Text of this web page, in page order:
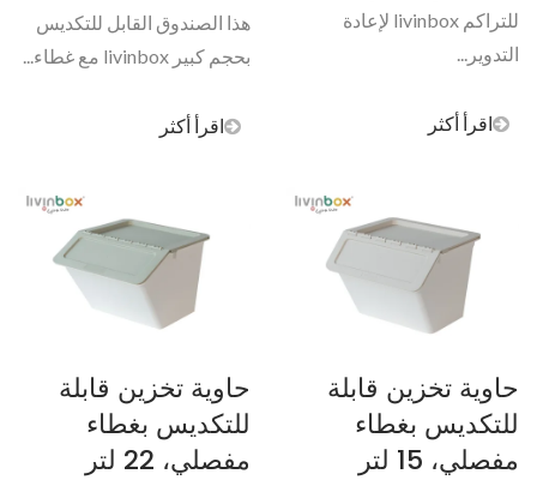
للتراكم livinbox لإعادة
التدوير...
اقرأ أكثر
هذا الصندوق القابل للتكديس
بحجم كبير livinbox مع غطاء...
اقرأ أكثر
حاوية تخزين قابلة
للتكديس بغطاء
مفصلي، 15 لتر
حاوية تخزين قابلة
للتكديس بغطاء
مفصلي، 22 لتر